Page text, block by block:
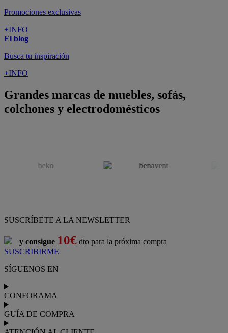
Promociones exclusivas
+INFO
El blog
Busca tu inspiración
+INFO
Grandes marcas de muebles, sofás,
colchones y electrodomésticos
SUSCRÍBETE A LA NEWSLETTER
y consigue 10€ dto para la próxima compra
SUSCRIBIRME
SÍGUENOS EN
CONFORAMA
GUÍA DE COMPRA